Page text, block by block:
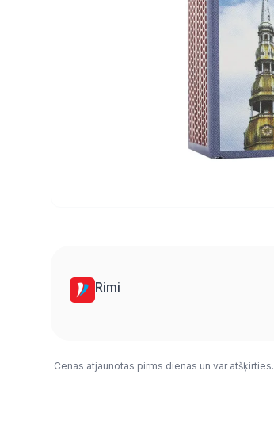
Rimi
Cenas atjaunotas pirms dienas un var atšķirties.